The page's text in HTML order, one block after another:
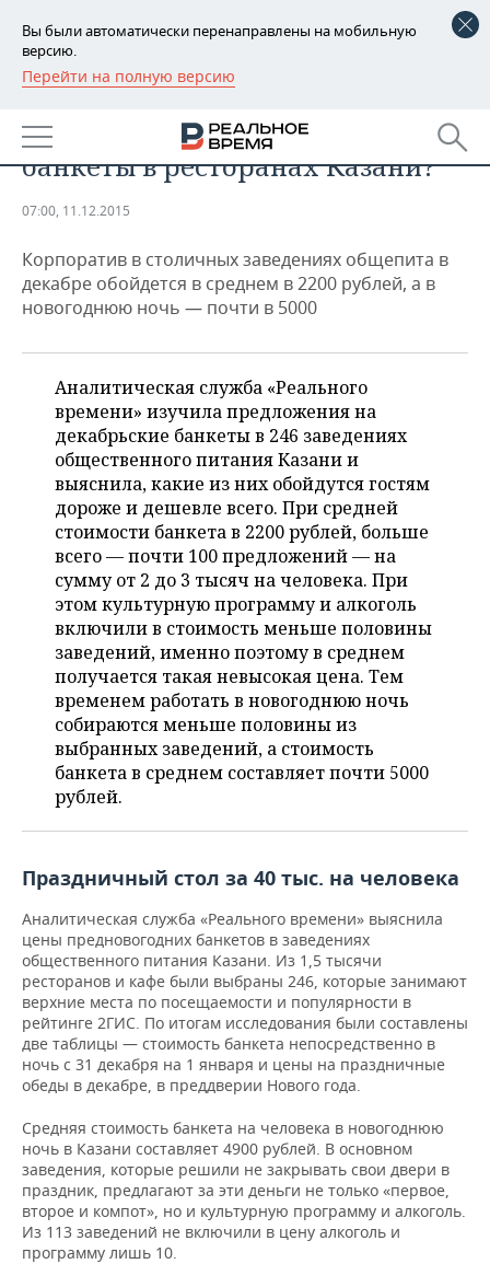
Вы были автоматически перенаправлены на мобильную
версию.
Перейти на полную версию
РЕГИОНЫ
БАШКОРТОСТАН
ТАТАРСТАН
НОВОСТИ
АНАЛИТИКА
ДЕКЛАРАЦИИ О ДОХОДАХ
ВУЗЫ ТАТАРСТАНА
КОМУ ПРИНАДЛЕЖАТ
ТОРГОВЫЕ ЦЕНТРЫ
ТАТАРСТАНА
НОВОСТИ ЭКОНОМИКИ
БАНКИ
БЮДЖЕТ
ИНВЕСТИЦИИ
ПРОМЫШЛЕННОСТЬ
АГРОПРОМ
МАШИНОСТРОЕНИЕ
НЕФТЕХИМИЯ
НЕФТЬ
ОПК
ЭНЕРГЕТИКА
НОВОСТИ НЕДВИЖИМОСТИ
АВТО
НОВОСТИ АВТО
БИЗНЕС
НОВОСТИ БИЗНЕСА
РОЗНИЧНАЯ ТОРГОВЛЯ
ТРАНСПОРТ
УСЛУГИ
ТЕХНОЛОГИИ
НОВОСТИ ТЕХНОЛОГИЙ
МЕДИА
ТЕЛЕКОММУНИКАЦИИ
МЕРОПРИЯТИЯ
НОВОСТИ МЕРОПРИЯТИЙ
ВЫЕЗДНАЯ РЕДАКЦИЯ
БИЗНЕС-БРАНЧИ
ONLINE-КОНФЕРЕНЦИИ
ОТКРЫТАЯ ЛЕКЦИЯ
СПОРТ
НОВОСТИ СПОРТА
ФУТБОЛ
ХОККЕЙ
БАСКЕТБОЛ
ВОЛЕЙБОЛ
КИБЕРСПОРТ
ФИГУРНОЕ КАТАНИЕ
ВОДНЫЕ ВИДЫ СПОРТА
ХОККЕЙ С МЯЧОМ
ОБЩЕСТВО
НОВОСТИ ОБЩЕСТВА
ВЛАСТЬ
ИНФРАСТРУКТУРА
ИСТОРИЯ
КУЛЬТУРА
МЕДИЦИНА
ОБРАЗОВАНИЕ
ПРОИСШЕСТВИЯ
ФОТОГАЛЕРЕЯ
СЮЖЕТЫ
СПРАВОЧНИК
СПИСОК ПЕРСОН
СПИСОК КОМПАНИЙ
ПОЛНАЯ ВЕРСИЯ
Новогоднее меню: почем
банкеты в ресторанах Казани?
07:00, 11.12.2015
Корпоратив в столичных заведениях общепита в
декабре обойдется в среднем в 2200 рублей, а в
новогоднюю ночь — почти в 5000
Аналитическая служба «Реального
времени» изучила предложения на
декабрьские банкеты в 246 заведениях
общественного питания Казани и
выяснила, какие из них обойдутся гостям
дороже и дешевле всего. При средней
стоимости банкета в 2200 рублей, больше
всего — почти 100 предложений — на
сумму от 2 до 3 тысяч на человека. При
этом культурную программу и алкоголь
включили в стоимость меньше половины
заведений, именно поэтому в среднем
получается такая невысокая цена. Тем
временем работать в новогоднюю ночь
собираются меньше половины из
выбранных заведений, а стоимость
банкета в среднем составляет почти 5000
рублей.
Праздничный стол за 40 тыс. на человека
Аналитическая служба «Реального времени» выяснила
цены предновогодних банкетов в заведениях
общественного питания Казани. Из 1,5 тысячи
ресторанов и кафе были выбраны 246, которые занимают
верхние места по посещаемости и популярности в
рейтинге 2ГИС. По итогам исследования были составлены
две таблицы — стоимость банкета непосредственно в
ночь с 31 декабря на 1 января и цены на праздничные
обеды в декабре, в преддверии Нового года.
Средняя стоимость банкета на человека в новогоднюю
ночь в Казани составляет 4900 рублей. В основном
заведения, которые решили не закрывать свои двери в
праздник, предлагают за эти деньги не только «первое,
второе и компот», но и культурную программу и алкоголь.
Из 113 заведений не включили в цену алкоголь и
программу лишь 10.